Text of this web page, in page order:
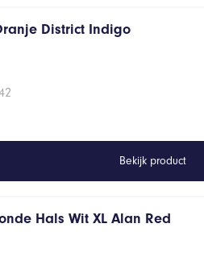
District Indigo
Bekijk product
Hals Wit XL Alan Red